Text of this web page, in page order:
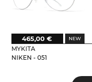
MYKITA
NIKEN - 051
465,00 €